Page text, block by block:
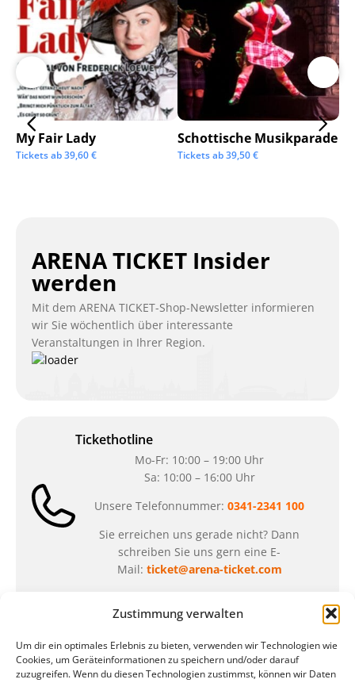
Zustimmung verwalten
Um dir ein optimales Erlebnis zu bieten, verwenden wir Technologien wie
Cookies, um Geräteinformationen zu speichern und/oder darauf
zuzugreifen. Wenn du diesen Technologien zustimmst, können wir Daten
My Fair Lady
Tickets ab39,60€
Schottische Musikparade
Tickets ab39,50€
ARENA TICKET Insider
werden
Mit dem ARENA TICKET-Shop-Newsletter informieren
wir Sie wöchentlich über interessante
Veranstaltungen in Ihrer Region.
Tickethotline
Mo-Fr: 10:00 – 19:00 Uhr
Sa: 10:00 – 16:00 Uhr
Unsere Telefonnummer: 0341-2341 100
Sie erreichen uns gerade nicht? Dann
schreiben Sie uns gern eine E-
Mail: ticket@arena-ticket.com
Kassenöffnungszeiten
in der Zeit vom 06.07. – 07.08.2026